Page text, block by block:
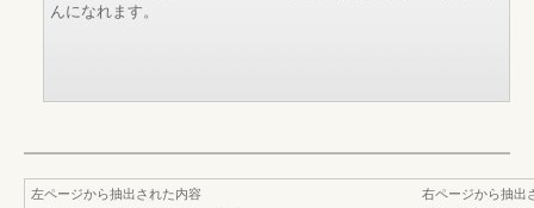
んになれます。
左ページから抽出された内容
右ページから抽出